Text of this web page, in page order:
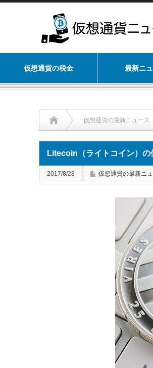
仮想通貨の税金 最新ニ
仮想通貨の最新ニュース
Litecoin（ライトコイン）の
2017/8/28 仮想通貨の最新ニ